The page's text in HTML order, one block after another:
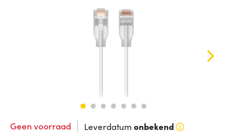
Geen voorraad Leverdatum onbekend